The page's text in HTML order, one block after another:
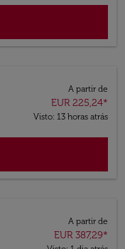
A partir de
EUR 225,24*
Visto: 13 horas atrás
A partir de
EUR 387,29*